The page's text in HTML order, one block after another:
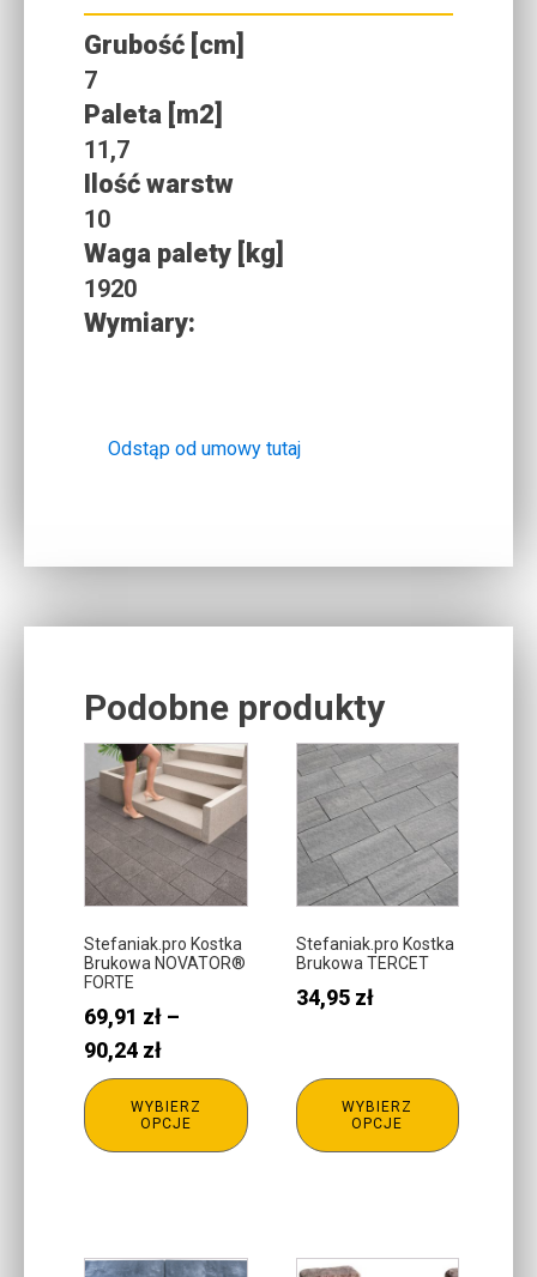
Grubość [cm]
7
Paleta [m2]
11,7
Ilość warstw
10
Waga palety [kg]
1920
Wymiary:
Odstąp od umowy tutaj
Podobne produkty
Stefaniak.pro Kostka
Brukowa NOVATOR®
FORTE
69,91 zł –
90,24 złZakres
cen:
od
69,91 zł
WYBIERZ
OPCJE
Ten
produkt
ma
wiele
wariantów.
Opcje
można
wybrać
na
stronie
produktu
Stefaniak.pro Kostka
Brukowa TERCET
34,95 zł
WYBIERZ
OPCJE
Ten
produkt
ma
wiele
wariantów.
Opcje
można
wybrać
na